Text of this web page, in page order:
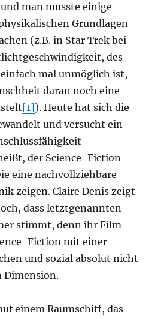
man musste einige
Grundlagen
(z.B. in Star Trek bei
des
mal unmöglich ist,
daran noch eine
[1]). Heute hat sich die
und versucht ein
der Science-Fiction
eine nachvollziehbare
zeigen. Claire Denis zeigt
dass letztgenannten
stimmt, denn ihr Film
Fiction mit einer
und sozial absolut nicht
Dimension.
einem Raumschiff, das